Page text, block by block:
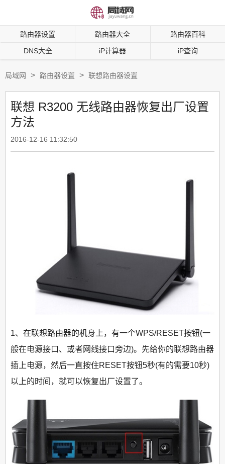
路由器设置 路由器大全 路由器百科
DNS大全 iP计算器 iP查询
局域网 > 路由器设置 > 联想路由器设置
联想 R3200 无线路由器恢复出厂设置
方法
2016-12-16 11:32:50
1、在联想路由器的机身上，有一个WPS/RESET按钮(一
般在电源接口、或者网线接口旁边)。先给你的联想路由器
插上电源，然后一直按住RESET按钮5秒(有的需要10秒)
以上的时间，就可以恢复出厂设置了。